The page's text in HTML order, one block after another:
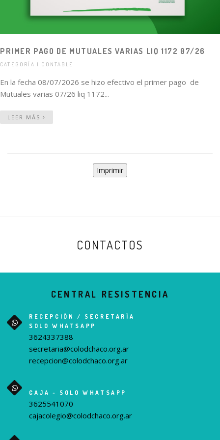
PRIMER PAGO DE MUTUALES VARIAS LIQ 1172 07/26
CATEGORÍA | CONTABLE
En la fecha 08/07/2026 se hizo efectivo el primer pago de
Mutuales varias 07/26 liq 1172...
LEER MÁS
Imprimir
CONTACTOS
CENTRAL RESISTENCIA
RECEPCIÓN / SECRETARÍA
SOLO WHATSAPP
3624337388
secretaria@colodchaco.org.ar
recepcion@colodchaco.org.ar
CAJA - SOLO WHATSAPP
3625541070
cajacolegio@colodchaco.org.ar